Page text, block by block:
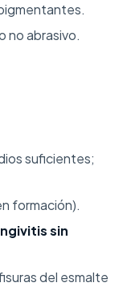
no abrasivo.
suficientes;
formación).
sin
del esmalte